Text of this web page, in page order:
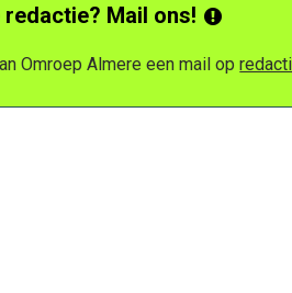
Mail ons!
Omroep Almere een mail op